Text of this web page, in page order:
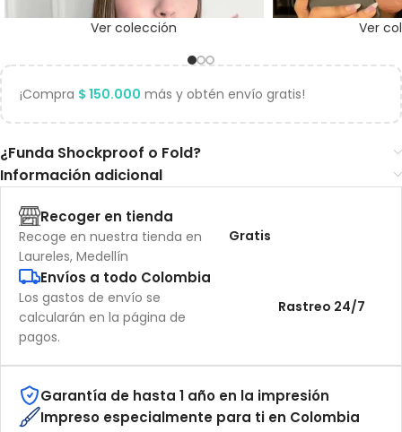
Ver colección Ver
¡Compra $ 150.000 más y obtén envío gratis!
¿Funda Shockproof o Fold?
Información adicional
Recoger en tienda
Recoge en nuestra tienda en
Laureles, Medellín
Gratis
Envíos a todo Colombia
Los gastos de envío se
calcularán en la página de
pagos.
Rastreo 24/7
Garantía de hasta 1 año en la impresión
Impreso especialmente para ti en Colombia